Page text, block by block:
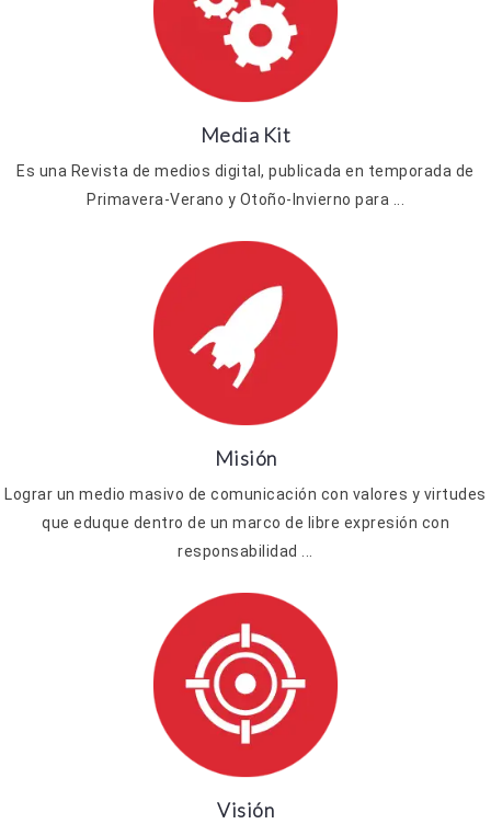
Media Kit
Es una Revista de medios digital, publicada en temporada de
Primavera-Verano y Otoño-Invierno para ...
Misión
Lograr un medio masivo de comunicación con valores y virtudes
que eduque dentro de un marco de libre expresión con
responsabilidad ...
Visión